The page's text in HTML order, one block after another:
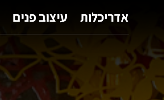
אדריכלות עיצוב פנים